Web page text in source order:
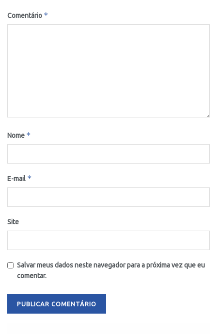
Comentário *
Nome *
E-mail *
Site
Salvar meus dados neste navegador para a próxima vez que eu
comentar.